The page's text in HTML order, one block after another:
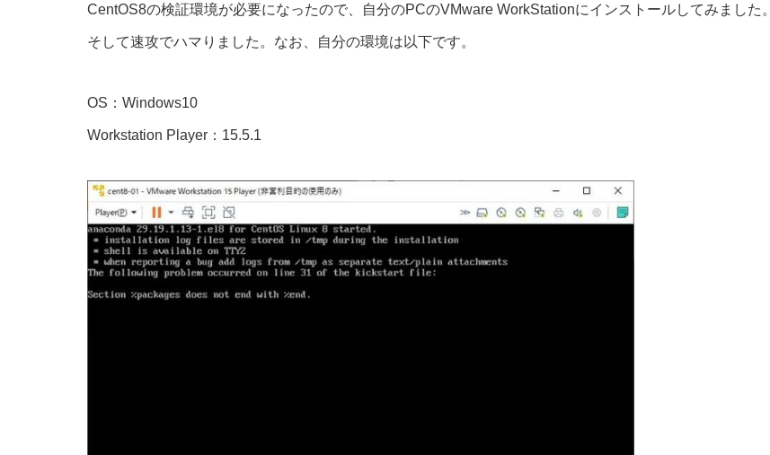
CentOS8の検証環境が必要になったので、自分のPCのVMware WorkStationにインストールしてみました。
そして速攻でハマりました。なお、自分の環境は以下です。
OS：Windows10
Workstation Player：15.5.1